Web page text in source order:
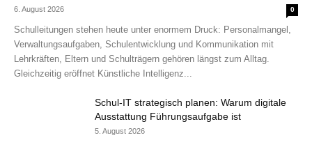
6. August 2026 0
Schulleitungen stehen heute unter enormem Druck: Personalmangel,
Verwaltungsaufgaben, Schulentwicklung und Kommunikation mit
Lehrkräften, Eltern und Schulträgern gehören längst zum Alltag.
Gleichzeitig eröffnet Künstliche Intelligenz...
Schul-IT strategisch planen: Warum digitale
Ausstattung Führungsaufgabe ist
5. August 2026